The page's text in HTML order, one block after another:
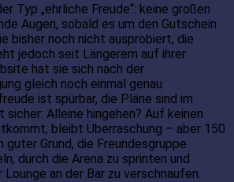
Typ „ehrliche Freude“: keine großen
Augen, sobald es um den Gutschein
bisher noch nicht ausprobiert, die
jedoch seit Längerem auf ihrer
hat sie sich nach der
gleich noch einmal genau
ist spürbar, die Pläne sind im
sicher: Alleine hingehen? Auf keinen
bleibt Überraschung – aber 150
guter Grund, die Freundesgruppe
durch die Arena zu sprinten und
an der Bar zu verschnaufen.